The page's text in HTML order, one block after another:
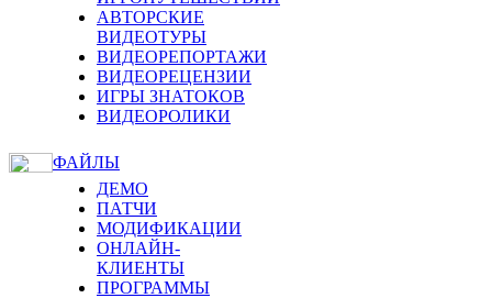
АВТОРСКИЕ
ВИДЕОТУРЫ
ВИДЕОРЕПОРТАЖИ
ВИДЕОРЕЦЕНЗИИ
ИГРЫ ЗНАТОКОВ
ВИДЕОРОЛИКИ
ФАЙЛЫ
ДЕМО
ПАТЧИ
МОДИФИКАЦИИ
ОНЛАЙН-
КЛИЕНТЫ
ПРОГРАММЫ